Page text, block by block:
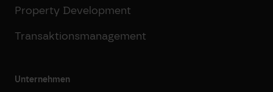
Property Development
Transaktionsmanagement
Unternehmen